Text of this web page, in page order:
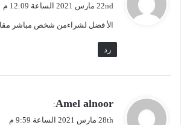
ل
22nd مارس 2021 الساعة 12:09 م
الأ فضل لشراءمن شخص مباشر
رد
يAmel alnoor
:
28th مارس 2021 الساعة 9:59 م